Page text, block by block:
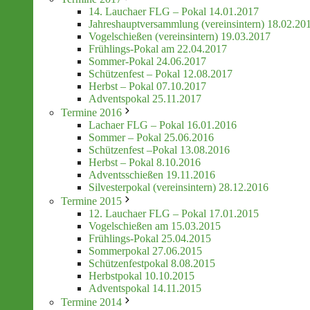
14. Lauchaer FLG – Pokal 14.01.2017
Jahreshauptversammlung (vereinsintern)
Vogelschießen (vereinsintern) 19.03.2017
Frühlings-Pokal am 22.04.2017
Sommer-Pokal 24.06.2017
Schützenfest – Pokal 12.08.2017
Herbst – Pokal 07.10.2017
Adventspokal 25.11.2017
Termine 2016
Lachaer FLG – Pokal 16.01.2016
Sommer – Pokal 25.06.2016
Schützenfest –Pokal 13.08.2016
Herbst – Pokal 8.10.2016
Adventsschießen 19.11.2016
Silvesterpokal (vereinsintern) 28.12.2016
Termine 2015
12. Lauchaer FLG – Pokal 17.01.2015
Vogelschießen am 15.03.2015
Frühlings-Pokal 25.04.2015
Sommerpokal 27.06.2015
Schützenfestpokal 8.08.2015
Herbstpokal 10.10.2015
Adventspokal 14.11.2015
Termine 2014